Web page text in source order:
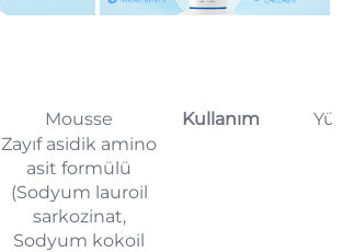
Mousse Kullanım
Zayıf asidik amino
asit formülü
(Sodyum lauroil
sarkozinat,
Sodyum kokoil